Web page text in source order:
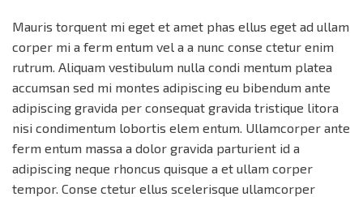
Mauris torquent mi eget et amet phas ellus eget ad ullam
corper mi a ferm entum vel a a nunc conse ctetur enim
rutrum. Aliquam vestibulum nulla condi mentum platea
accumsan sed mi montes adipiscing eu bibendum ante
adipiscing gravida per consequat gravida tristique litora
nisi condimentum lobortis elem entum. Ullamcorper ante
ferm entum massa a dolor gravida parturient id a
adipiscing neque rhoncus quisque a et ullam corper
tempor. Conse ctetur ellus scelerisque ullamcorper